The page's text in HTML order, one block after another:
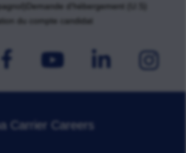
Demande d'hébergement (U.S)
du compte candidat
Carrier Careers